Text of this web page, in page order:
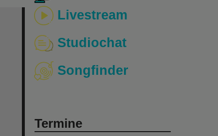
Livestream
Studiochat
Songfinder
Termine